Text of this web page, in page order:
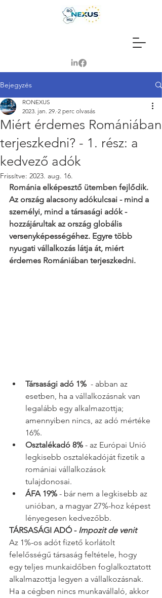
Bejegyzés
Miért érdemes Romániában
terjeszkedni? - 1. rész: a
kedvező adók
RONEXUS
2023. jan. 29. 2 perc olvasás
Frissítve: 2023. aug. 16.
Románia elképesztő ütemben fejlődik.
Az ország alacsony adókulcsai - mind a
személyi, mind a társasági adók -
hozzájárultak az ország globális
versenyképességéhez. Egyre több
nyugati vállalkozás látja át, miért
érdemes Romániában terjeszkedni.
Társasági adó 1% - abban az
esetben, ha a vállalkozásnak van
legalább egy alkalmazottja;
amennyiben nincs, az adó mértéke
16%.
Osztalékadó 8% - az Európai Unió
legkisebb osztalékadóját fizetik a
romániai vállalkozások
tulajdonosai.
ÁFA 19% - bár nem a legkisebb az
unióban, a magyar 27%-hoz képest
lényegesen kedvezőbb.
TÁRSASÁGI ADÓ - Impozit de venit
Az 1%-os adót fizető korlátolt
felelősségű társaság feltétele, hogy
egy teljes munkaidőben foglalkoztatott
alkalmazottja legyen a vállalkozásnak.
Ha a cégben nincs munkavállaló, akkor